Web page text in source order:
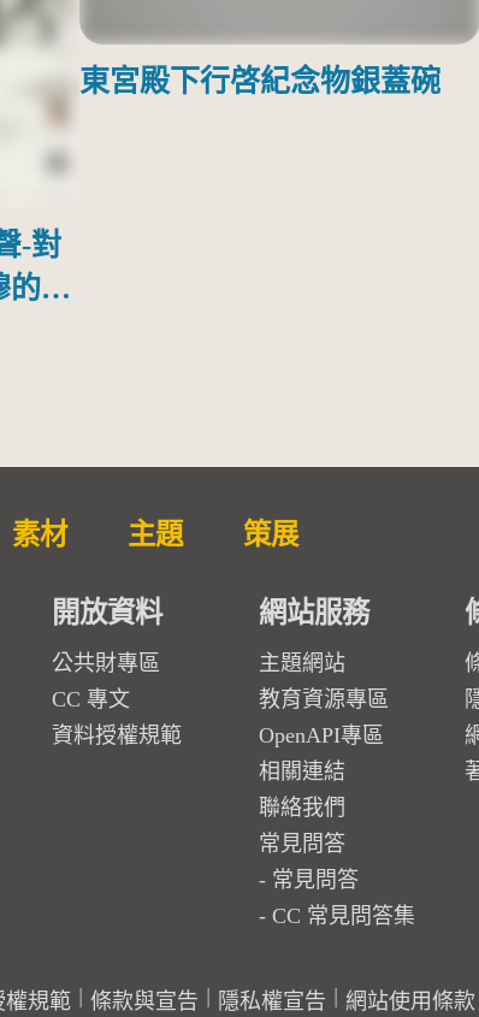
-對
的馬
東宮殿下行啓紀念物銀蓋碗
素材 主題 策展
開放資料
公共財專區
CC 專文
資料授權規範
網站服務
主題網站
教育資源專區
OpenAPI專區
相關連結
聯絡我們
常見問答
常見問答
CC 常見問答集
權規範 條款與宣告 隱私權宣告 網站使用條款